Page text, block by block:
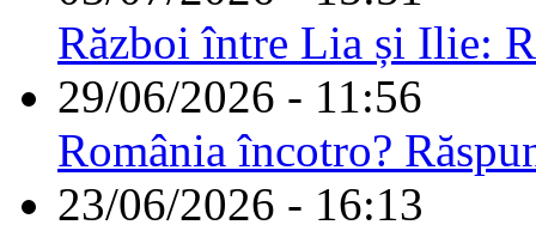
Război între Lia și Ilie:
29/06/2026 - 11:56
România încotro?
23/06/2026 - 16:13